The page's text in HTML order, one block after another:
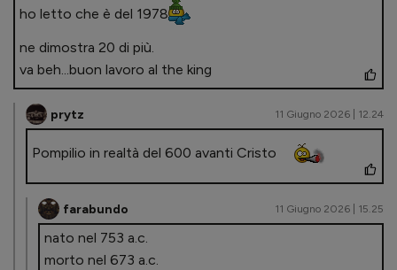
ho letto che è del 1978
ne dimostra 20 di più.
va beh...buon lavoro al the king
prytz 11 Giugno 2026 | 12.24
Pompilio in realtà del 600 avanti Cristo
farabundo 11 Giugno 2026 | 15.25
nato nel 753 a.c.
morto nel 673 a.c.